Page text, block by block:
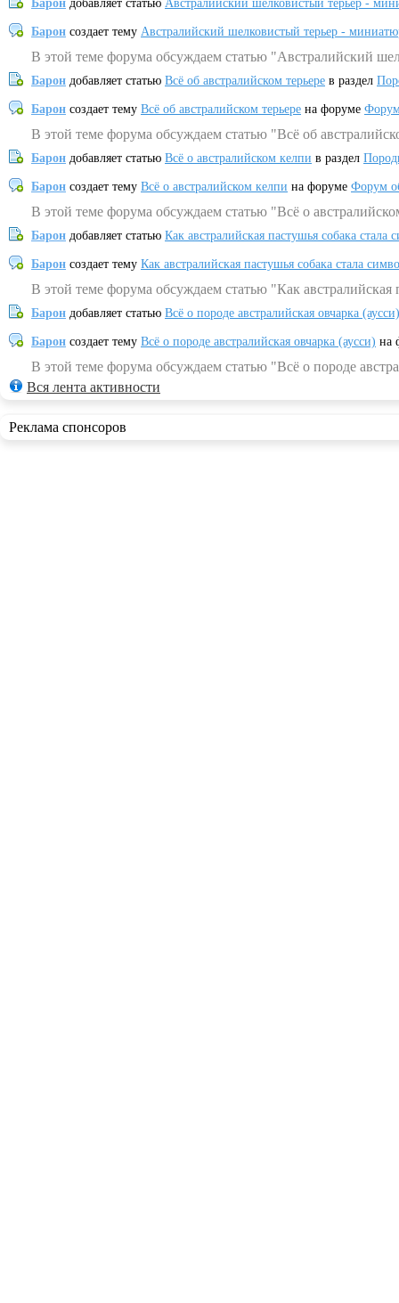
Барон добавляет статью Австралийский шелковистый терьер -
Барон создает тему Австралийский шелковистый терьер -
В этой теме форума обсуждаем статью "Австралийский
Барон добавляет статью Всё об австралийском терьере в раздел
Барон создает тему Всё об австралийском терьере на форуме
В этой теме форума обсуждаем статью "Всё об
Барон добавляет статью Всё о австралийском келпи в раздел
Барон создает тему Всё о австралийском келпи на форуме Форум
В этой теме форума обсуждаем статью "Всё о
Барон добавляет статью Как австралийская пастушья собака
Барон создает тему Как австралийская пастушья собака стала
В этой теме форума обсуждаем статью "Как
Барон добавляет статью Всё о породе австралийская овчарка (аусси)
Барон создает тему Всё о породе австралийская овчарка (аусси) на
В этой теме форума обсуждаем статью "Всё о породе
Вся лента активности
Реклама спонсоров